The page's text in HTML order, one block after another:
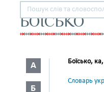
БОЇСЬКО
А
Б
Боїсько, ка,
Словарь